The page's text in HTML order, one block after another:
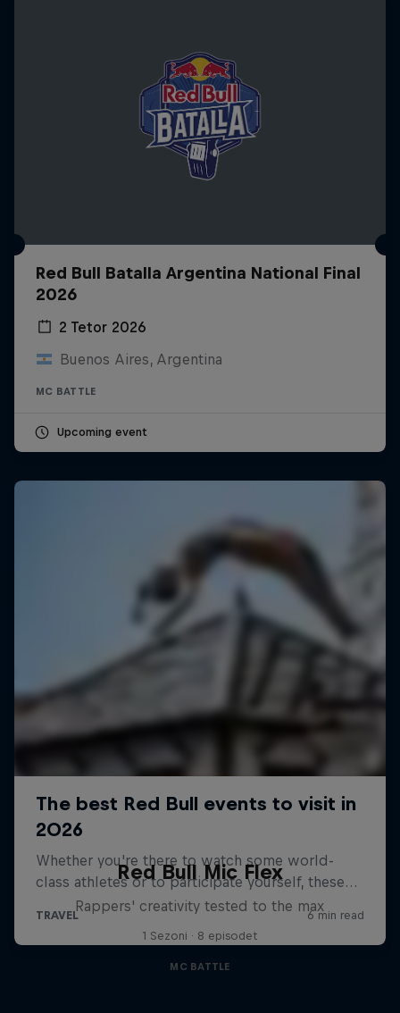
Red Bull Batalla Argentina National Final
2026
2 Tetor 2026
Buenos Aires, Argentina
MC BATTLE
Upcoming event
Red Bull Mic Flex
Rappers' creativity tested to the max
1 Sezoni · 8 episodet
MC BATTLE